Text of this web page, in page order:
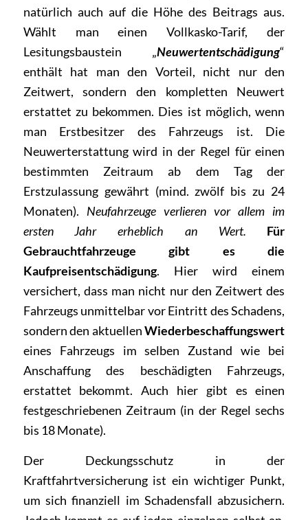
natürlich auch auf die Höhe des Beitrags aus.
Wählt man einen Vollkasko-Tarif, der
Lesitungsbaustein „Neuwertentschädigung“
enthält hat man den Vorteil, nicht nur den
Zeitwert, sondern den kompletten Neuwert
erstattet zu bekommen. Dies ist möglich, wenn
man Erstbesitzer des Fahrzeugs ist. Die
Neuwerterstattung wird in der Regel für einen
bestimmten Zeitraum ab dem Tag der
Erstzulassung gewährt (mind. zwölf bis zu 24
Monaten). Neufahrzeuge verlieren vor allem im
ersten Jahr erheblich an Wert.
Für
Gebrauchtfahrzeuge gibt es die
Kaufpreisentschädigung. Hier wird einem
versichert, dass man nicht nur den Zeitwert des
Fahrzeugs unmittelbar vor Eintritt des Schadens,
sondern den aktuellenWiederbeschaffungswert
eines Fahrzeugs im selben Zustand wie bei
Anschaffung des beschädigten Fahrzeugs,
erstattet bekommt. Auch hier gibt es einen
festgeschriebenen Zeitraum (in der Regel sechs
bis 18 Monate).
Der Deckungsschutz in der
Kraftfahrtversicherung ist ein wichtiger Punkt,
um sich finanziell im Schadensfall abzusichern.